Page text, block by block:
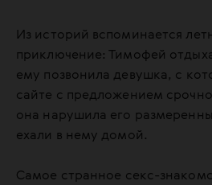
Из историй вспоминается
приключение: Тимофей
ему позвонила девушка, с
сайте с предложением
она нарушила его
ехали в нему домой.
Самое странное секс-